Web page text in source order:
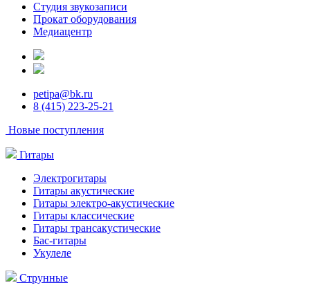
Студия звукозаписи
Прокат оборудования
Медиацентр
petipa@bk.ru
8 (415) 223-25-21
Новые поступления
Гитары
Электрогитары
Гитары акустические
Гитары электро-акустические
Гитары классические
Гитары трансакустические
Бас-гитары
Укулеле
Струнные